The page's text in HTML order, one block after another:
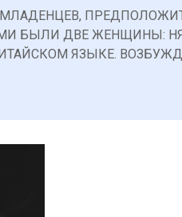
БЫЛИ ДВЕ ЖЕНЩИНЫ:
ЯЗЫКЕ.